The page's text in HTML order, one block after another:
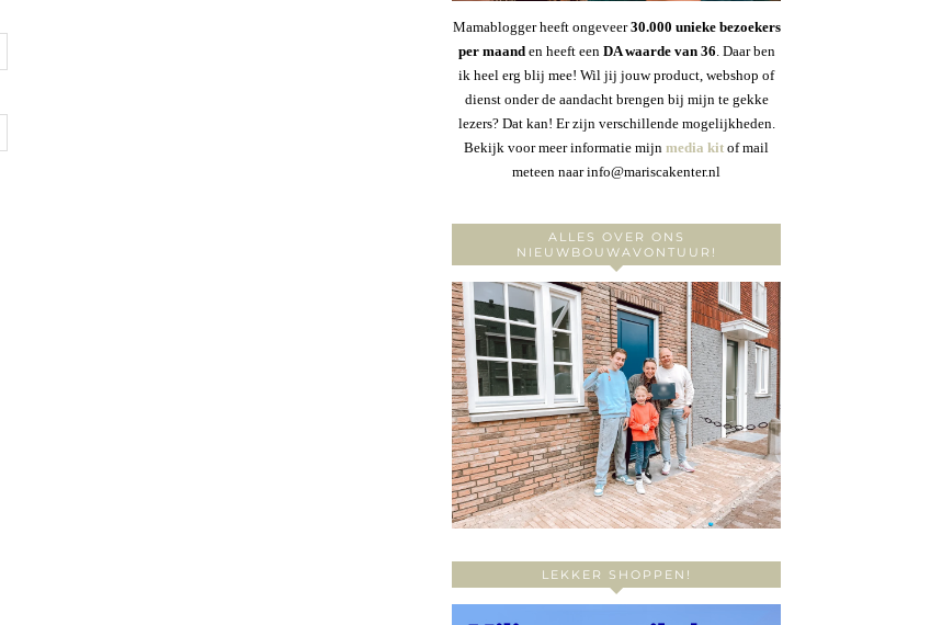
Mamablogger heeft ongeveer30.000 unieke bezoekers
per maanden heeft een DA waarde van 36. Daar ben
ik heel erg blij mee! Wil jij jouw product, webshop of
dienst onder de aandacht brengen bij mijn te gekke
lezers? Dat kan! Er zijn verschillende mogelijkheden.
Bekijk voor meer informatie mijn media kit of mail
meteen naar info@mariscakenter.nl
ALLES OVER ONS
NIEUWBOUWAVONTUUR!
LEKKER SHOPPEN!